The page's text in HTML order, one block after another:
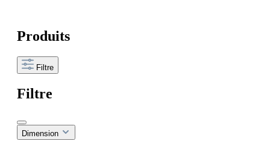
Produits
Filtre
Filtre
Dimension